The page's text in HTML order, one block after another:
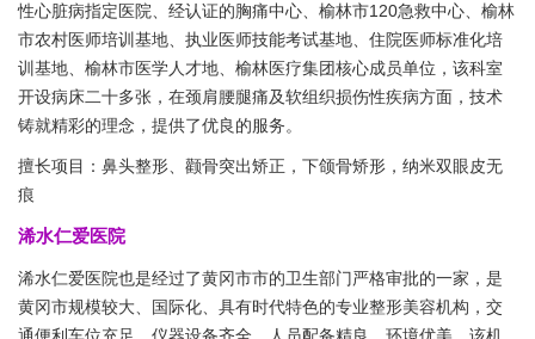
性心脏病指定医院、经认证的胸痛中心、榆林市120急救中心、榆林
市农村医师培训基地、执业医师技能考试基地、住院医师标准化培
训基地、榆林市医学人才地、榆林医疗集团核心成员单位，该科室
开设病床二十多张，在颈肩腰腿痛及软组织损伤性疾病方面，技术
铸就精彩的理念，提供了优良的服务。
擅长项目：鼻头整形、颧骨突出矫正，下颌骨矫形，纳米双眼皮无
痕
浠水仁爱医院
浠水仁爱医院也是经过了黄冈市市的卫生部门严格审批的一家，是
黄冈市规模较大、国际化、具有时代特色的专业整形美容机构，交